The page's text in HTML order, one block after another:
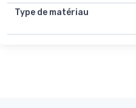
Type de matériau